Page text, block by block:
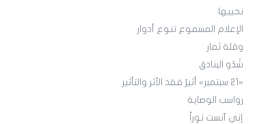
نحييها
الإعلام المسموع تنوع أدوار
وقلة ثمار
شَدْو البنادق
«21 سبتمبر» أثيرٌ فقد الأثر والتأثير
رواسب الوصاية
إني آنست نوراً